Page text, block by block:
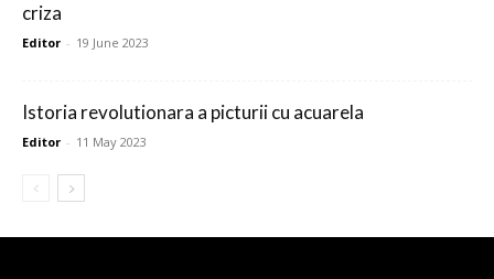
criza
Editor - 19 June 2023
Istoria revolutionara a picturii cu acuarela
Editor - 11 May 2023